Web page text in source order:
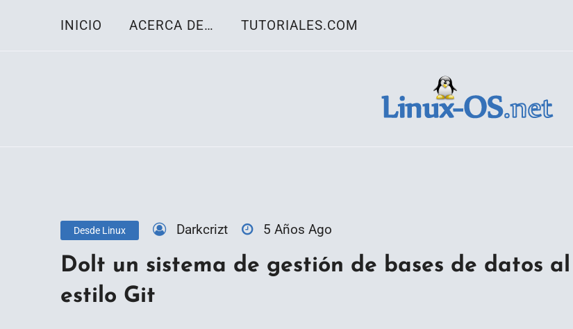
INICIO ACERCA DE… TUTORIALES.COM
Desde Linux Darkcrizt 5 Años Ago
Dolt un sistema de gestión de bases de datos al
estilo Git